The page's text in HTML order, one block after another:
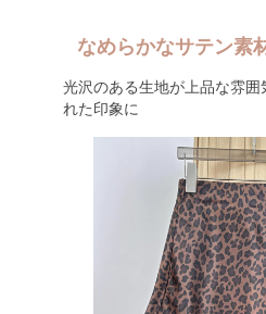
なめらかなサテン素
光沢のある生地が上品な雰囲
れた印象に